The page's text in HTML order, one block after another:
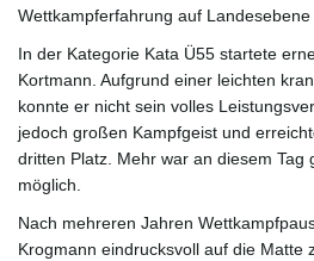
Wettkampferfahrung auf Landesebene
In der Kategorie Kata Ü55 startete
Kortmann. Aufgrund einer leichten
konnte er nicht sein volles
jedoch großen Kampfgeist und
dritten Platz. Mehr war an diesem Tag
möglich.
Nach mehreren Jahren
Krogmann eindrucksvoll auf die Matte